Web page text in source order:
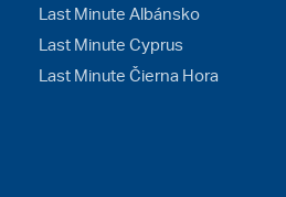
Last Minute Albánsko
Last Minute Cyprus
Last Minute Čierna Hora